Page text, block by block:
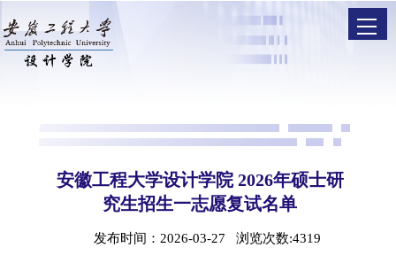
安徽工程大学设计学院 2026年硕士研
究生招生一志愿复试名单
发布时间：2026-03-27 浏览次数:4319